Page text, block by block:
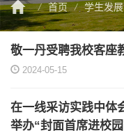
/ 首页 / 学生发展
敬一丹受聘我校客座
2024-05-15
在一线采访实践中
举办“封面首席进校